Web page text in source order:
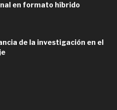
en formato híbrido
de la investigación en el